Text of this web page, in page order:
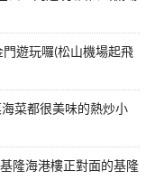
門遊玩囉(松山機場起飛
海菜都很美味的熱炒小
隆海港樓正對面的基隆